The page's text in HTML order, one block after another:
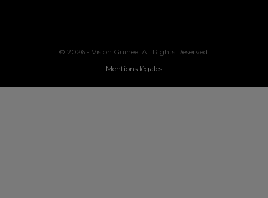
© 2026 - Vision Guinee. All Rights Reserved.
Mentions légales